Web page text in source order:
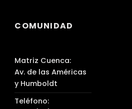
COMUNIDAD
Matriz Cuenca:
Av. de las Américas
y Humboldt
Teléfono: